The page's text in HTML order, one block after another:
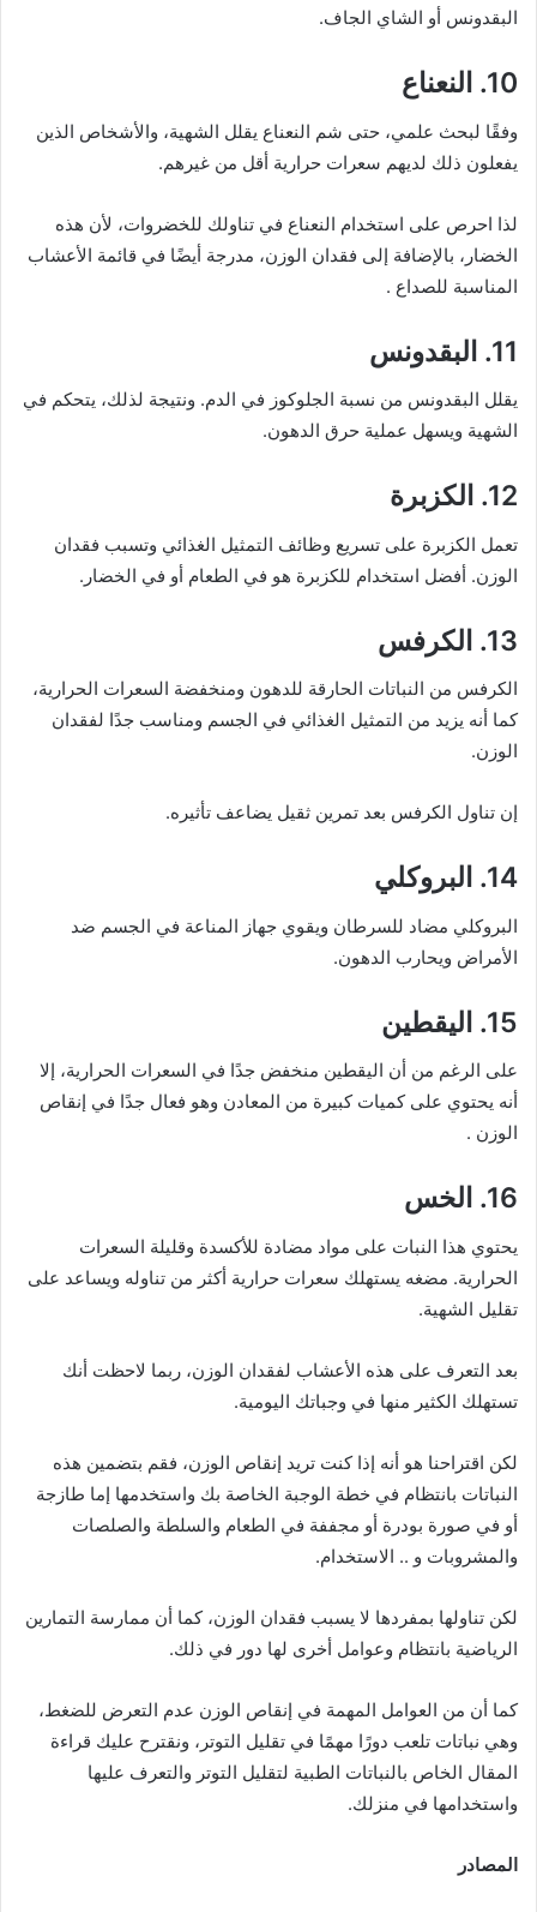
البقدونس أو الشاي الجاف.
10. النعناع
وفقًا لبحث علمي، حتى شم النعناع يقلل الشهية، والأشخاص الذين
يفعلون ذلك لديهم سعرات حرارية أقل من غيرهم.
لذا احرص على استخدام النعناع في تناولك للخضروات، لأن هذه
الخضار، بالإضافة إلى فقدان الوزن، مدرجة أيضًا في قائمة الأعشاب
المناسبة للصداع .
11. البقدونس
يقلل البقدونس من نسبة الجلوكوز في الدم. ونتيجة لذلك، يتحكم في
الشهية ويسهل عملية حرق الدهون.
12. الكزبرة
تعمل الكزبرة على تسريع وظائف التمثيل الغذائي وتسبب فقدان
الوزن. أفضل استخدام للكزبرة هو في الطعام أو في الخضار.
13. الكرفس
الكرفس من النباتات الحارقة للدهون ومنخفضة السعرات الحرارية،
كما أنه يزيد من التمثيل الغذائي في الجسم ومناسب جدًا لفقدان
الوزن.
إن تناول الكرفس بعد تمرين ثقيل يضاعف تأثيره.
14. البروكلي
البروكلي مضاد للسرطان ويقوي جهاز المناعة في الجسم ضد
الأمراض ويحارب الدهون.
15. اليقطين
على الرغم من أن اليقطين منخفض جدًا في السعرات الحرارية، إلا
أنه يحتوي على كميات كبيرة من المعادن وهو فعال جدًا في إنقاص
الوزن .
16. الخس
يحتوي هذا النبات على مواد مضادة للأكسدة وقليلة السعرات
الحرارية. مضغه يستهلك سعرات حرارية أكثر من تناوله ويساعد على
تقليل الشهية.
بعد التعرف على هذه الأعشاب لفقدان الوزن، ربما لاحظت أنك
تستهلك الكثير منها في وجباتك اليومية.
لكن اقتراحنا هو أنه إذا كنت تريد إنقاص الوزن، فقم بتضمين هذه
النباتات بانتظام في خطة الوجبة الخاصة بك واستخدمها إما طازجة
أو في صورة بودرة أو مجففة في الطعام والسلطة والصلصات
والمشروبات و .. الاستخدام.
لكن تناولها بمفردها لا يسبب فقدان الوزن، كما أن ممارسة التمارين
الرياضية بانتظام وعوامل أخرى لها دور في ذلك.
كما أن من العوامل المهمة في إنقاص الوزن عدم التعرض للضغط،
وهي نباتات تلعب دورًا مهمًا في تقليل التوتر، ونقترح عليك قراءة
المقال الخاص بالنباتات الطبية لتقليل التوتر والتعرف عليها
واستخدامها في منزلك.
المصادر